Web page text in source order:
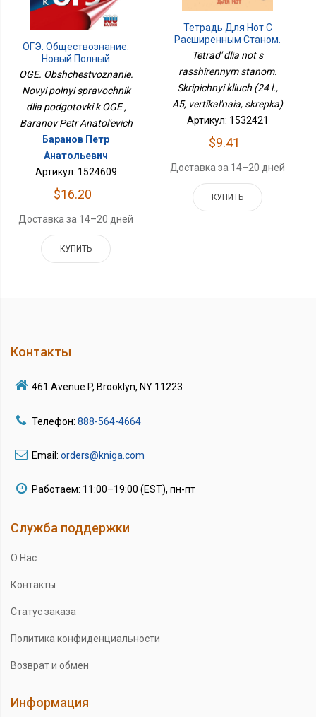
ОГЭ. Обществознание.
Новый Полный
Справочник Для
OGE. Obshchestvoznanie.
Novyi polnyi spravochnik
dlia podgotovki k OGE ,
Baranov Petr Anatol'evich
Баранов Петр
Анатольевич
Артикул: 1524609
$16.20
Доставка за 14–20 дней
КУПИТЬ
Тетрадь Для Нот С
Расширенным Станом.
Скрипичный Ключ (24 Л.,
Скрепка)
Tetrad' dlia not s
rasshirennym stanom.
Skripichnyi kliuch (24 l.,
A5, vertikal'naia, skrepka)
Артикул: 1532421
$9.41
Доставка за 14–20 дней
КУПИТЬ
Контакты
461 Avenue P, Brooklyn, NY 11223
Телефон: 888-564-4664
Email: orders@kniga.com
Работаем: 11:00–19:00 (EST), пн-пт
Служба поддержки
О Нас
Контакты
Статус заказа
Политика конфиденциальности
Возврат и обмен
Информация